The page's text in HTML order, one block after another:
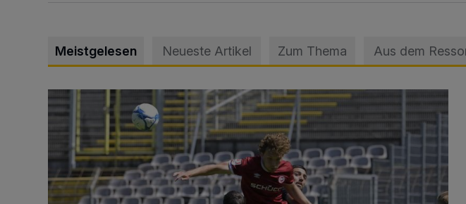
Meistgelesen Neueste Artikel Zum Thema Aus dem
WSV: Übertragung im Barmer Bahnhof und klare Ansage